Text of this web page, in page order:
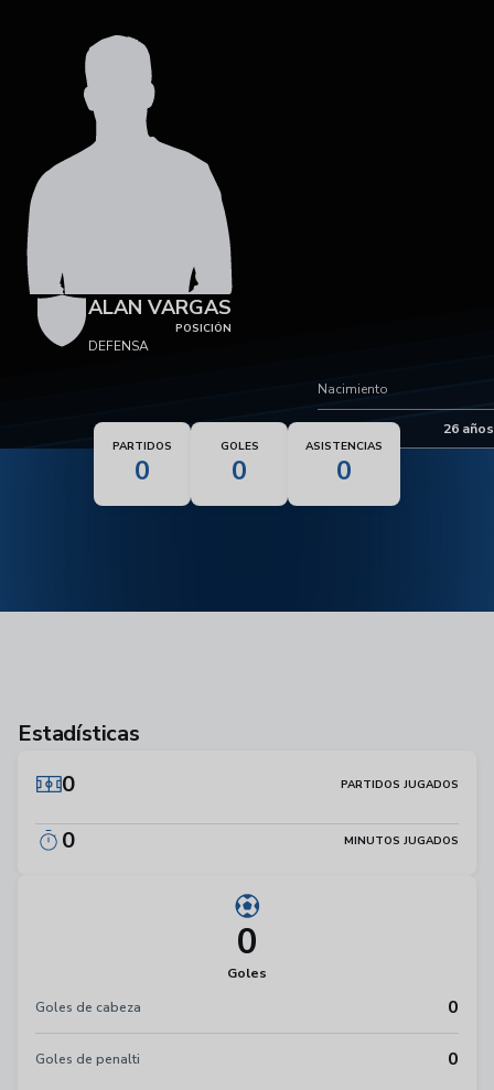
ALAN VARGAS
POSICIÓN
DEFENSA
Nacimiento
26 años
PARTIDOS
0
GOLES
0
ASISTENCIAS
0
Estadísticas
0
PARTIDOS JUGADOS
0 MINUTOS JUGADOS
0
Goles
Goles de cabeza
0
Goles de penalti 0